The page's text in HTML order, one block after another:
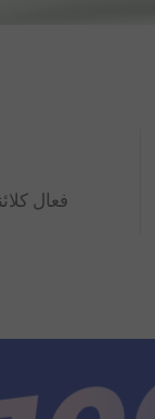
فعال